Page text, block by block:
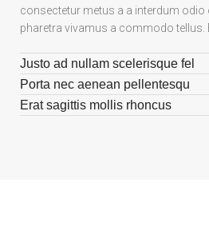
consectetur metus a a interdum odio
pharetra vivamus a commodo tellus.
Justo ad nullam scelerisque fel
Porta nec aenean pellentesqu
Erat sagittis mollis rhoncus